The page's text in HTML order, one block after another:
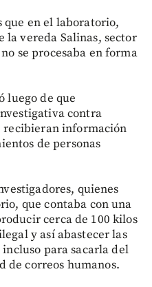
que en el laboratorio,
la vereda Salinas, sector
se procesaba en forma
luego de que
contra
recibieran información
de personas
quienes
que contaba con una
cerca de 100 kilos
y así abastecer las
para sacarla del
de correos humanos.